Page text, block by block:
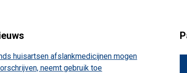
huisartsen afslankmedicijnen mogen
neemt gebruik toe